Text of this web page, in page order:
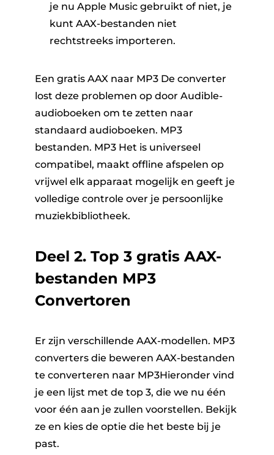
je nu Apple Music gebruikt of niet, je
kunt AAX-bestanden niet
rechtstreeks importeren.
Een gratis AAX naar MP3 De converter
lost deze problemen op door Audible-
audioboeken om te zetten naar
standaard audioboeken. MP3
bestanden. MP3 Het is universeel
compatibel, maakt offline afspelen op
vrijwel elk apparaat mogelijk en geeft je
volledige controle over je persoonlijke
muziekbibliotheek.
Deel 2. Top 3 gratis AAX-
bestanden MP3
Convertoren
Er zijn verschillende AAX-modellen. MP3
converters die beweren AAX-bestanden
te converteren naar MP3Hieronder vind
je een lijst met de top 3, die we nu één
voor één aan je zullen voorstellen. Bekijk
ze en kies de optie die het beste bij je
past.